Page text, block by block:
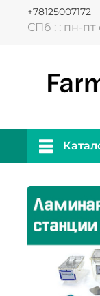
СПб : : пн-пт
+78125007172